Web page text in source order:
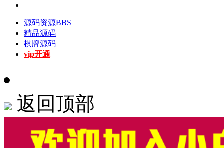
源码资源BBS
精品源码
棋牌源码
vip开通
返回顶部